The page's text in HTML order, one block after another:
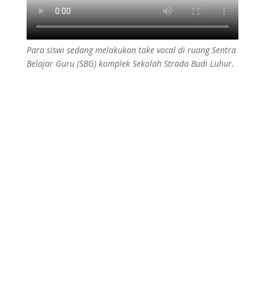
Para siswi sedang melakukan take vocal di ruang Sentra
Belajar Guru (SBG) komplek Sekolah Strada Budi Luhur.